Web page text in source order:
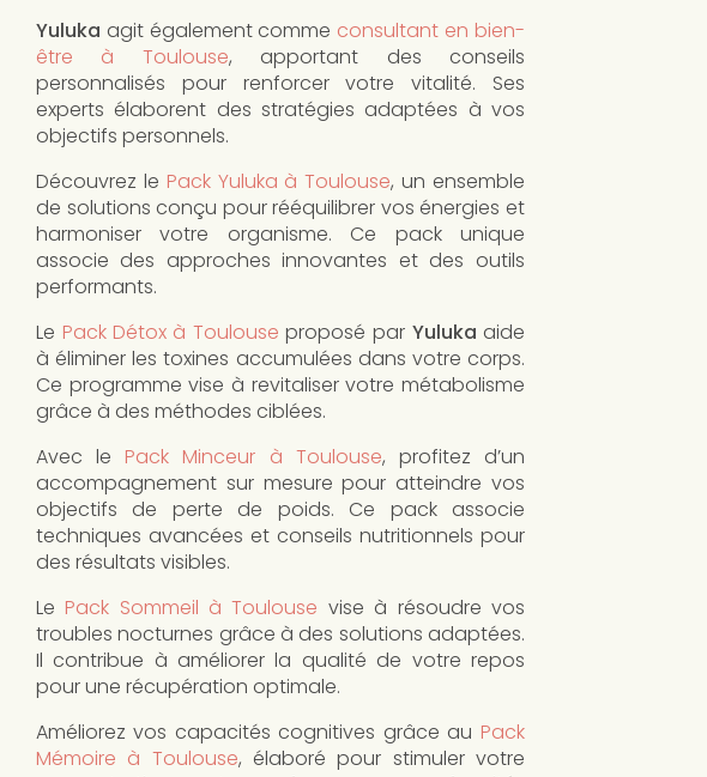
Yuluka agit également comme consultant en bien-
être à Toulouse, apportant des conseils
personnalisés pour renforcer votre vitalité. Ses
experts élaborent des stratégies adaptées à vos
objectifs personnels.
Découvrez le Pack Yuluka à Toulouse, un ensemble
de solutions conçu pour rééquilibrer vos énergies et
harmoniser votre organisme. Ce pack unique
associe des approches innovantes et des outils
performants.
Le Pack Détox à Toulouse proposé par Yuluka aide
à éliminer les toxines accumulées dans votre corps.
Ce programme vise à revitaliser votre métabolisme
grâce à des méthodes ciblées.
Avec le Pack Minceur à Toulouse, profitez d’un
accompagnement sur mesure pour atteindre vos
objectifs de perte de poids. Ce pack associe
techniques avancées et conseils nutritionnels pour
des résultats visibles.
Le Pack Sommeil à Toulouse vise à résoudre vos
troubles nocturnes grâce à des solutions adaptées.
Il contribue à améliorer la qualité de votre repos
pour une récupération optimale.
Améliorez vos capacités cognitives grâce au Pack
Mémoire à Toulouse, élaboré pour stimuler votre